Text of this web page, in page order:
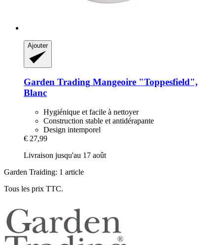
Ajouter
Garden Trading Mangeoire "Toppesfield",
Blanc
Hygiénique et facile à nettoyer
Construction stable et antidérapante
Design intemporel
€ 27,99
Livraison jusqu'au 17 août
Garden Traiding: 1 article
Tous les prix TTC.